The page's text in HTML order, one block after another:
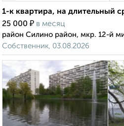
1-к квартира, на длительный
25 000 ₽ в месяц
район Силино район, мкр. 12-й
Собственник, 03.08.2026